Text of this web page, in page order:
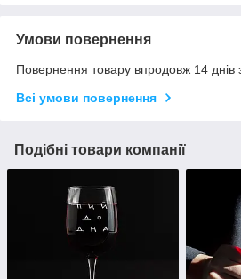
Умови повернення
Повернення товару впродовж 14 днів
Всі умови повернення
Подібні товари компанії